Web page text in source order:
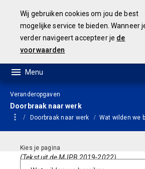
Veranderopgaven
Doorbraak naar werk
Doorbraak naar werk Wat wilden we
(Tekst uit de MJPB 2019-2022)
Wij gebruiken cookies om jou de best
mogelijke service te bieden. Wanneer
verder navigeert accepteer je de
voorwaarden